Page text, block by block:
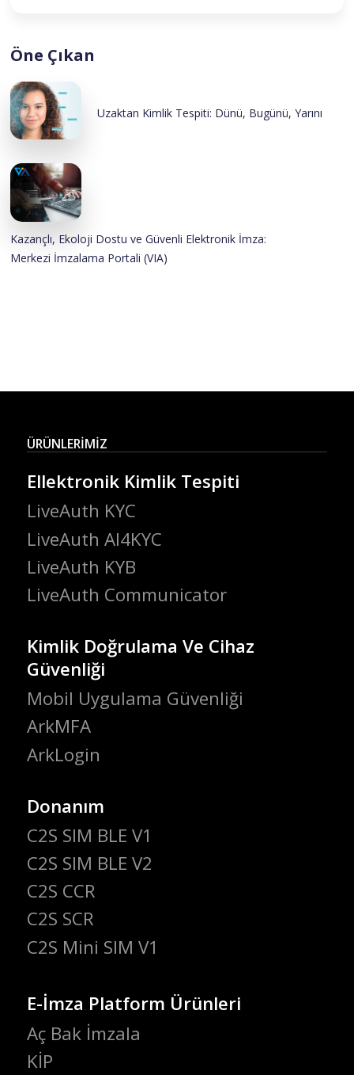
Öne Çıkan
Uzaktan Kimlik Tespiti: Dünü, Bugünü, Yarını
Kazançlı, Ekoloji Dostu ve Güvenli Elektronik İmza:
Merkezi İmzalama Portali (VIA)
ÜRÜNLERİMİZ
Ellektronik Kimlik Tespiti
LiveAuth KYC
LiveAuth AI4KYC
LiveAuth KYB
LiveAuth Communicator
Kimlik Doğrulama Ve Cihaz
Güvenliği
Mobil Uygulama Güvenliği
ArkMFA
ArkLogin
Donanım
C2S SIM BLE V1
C2S SIM BLE V2
C2S CCR
C2S SCR
C2S Mini SIM V1
E-İmza Platform Ürünleri
Aç Bak İmzala
KİP